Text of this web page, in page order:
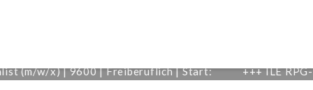
(m/w/x) | 9600 | Freiberuflich | Start:
+++ILE RPG-